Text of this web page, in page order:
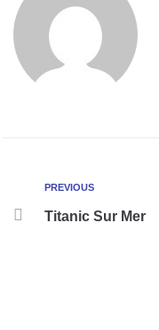
PREVIOUS
Titanic Sur Mer